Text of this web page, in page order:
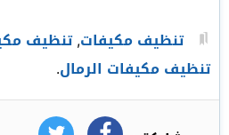
تنظيف مكيفات,تنظيف
تنظيف مكيفات الرمال.